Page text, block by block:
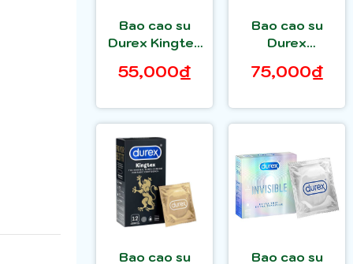
Bao cao su
Durex Kingtex
55,000₫
Bao cao su
Durex
Ultima 3 bao
75,000₫
Bao cao su
Bao cao su